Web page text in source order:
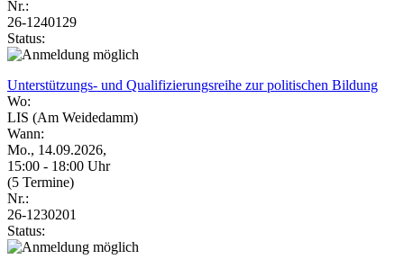
Nr.:
26-1240129
Status:
Unterstützungs- und Qualifizierungsreihe zur politischen Bildung
Wo:
LIS (Am Weidedamm)
Wann:
Mo., 14.09.2026,
15:00 - 18:00 Uhr
(5 Termine)
Nr.:
26-1230201
Status: